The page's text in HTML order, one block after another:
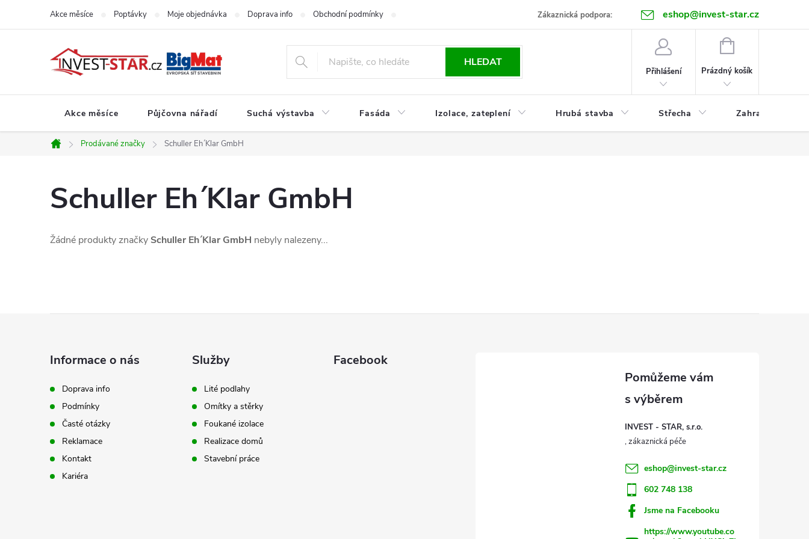
Zákaznická podpora: eshop@invest-star.cz
Akce měsíce Poptávky Moje objednávka Doprava info Obchodní podmínky Kontakt
HLEDAT
Přihlášení
NÁKUPNÍ
Prázdný košík
Akce měsíce Půjčovna nářadí Suchá výstavba Fasáda Izolace, zateplení Hrubá stavba Střecha Zahrada
Domů
Prodávané značky Schuller Eh´Klar GmbH
Schuller Eh´Klar GmbH
Žádné produkty značky Schuller Eh´Klar GmbH nebyly nalezeny...
Informace o nás
Doprava info
Podmínky
Časté otázky
Reklamace
Kontakt
Kariéra
Služby
Lité podlahy
Omítky a stěrky
Foukané izolace
Realizace domů
Stavební práce
Facebook
INVEST - STAR, s.r.o.
eshop@invest-star.cz
602 748 138
Jsme na Facebooku
https://www.youtube.co